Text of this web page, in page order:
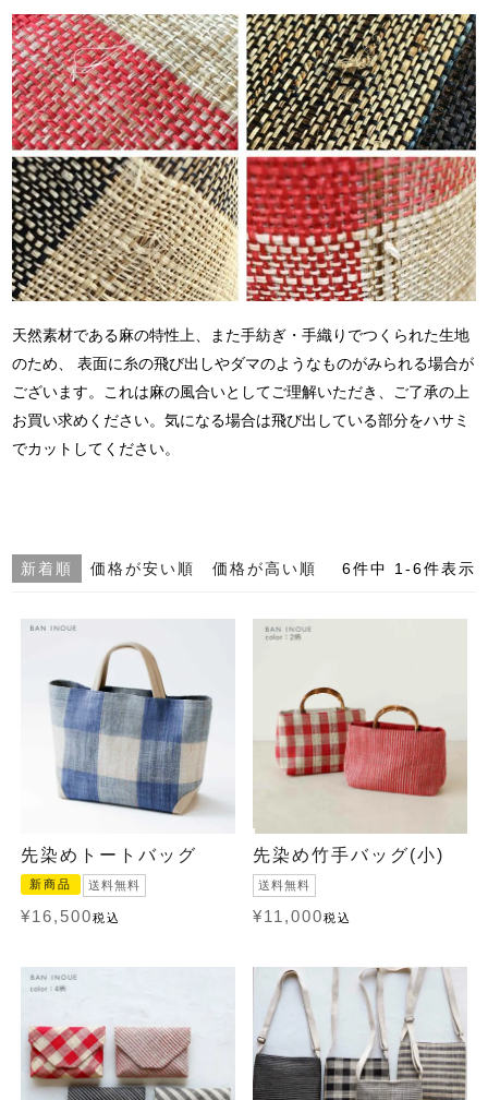
天然素材である麻の特性上、
また手紡ぎ・手織りでつくられた生地
のため、
表面に糸の飛び出しやダマのようなものがみられる場合が
ございます。 これは麻の風合いとしてご理解いただき、 ご了承の上
お買い求めください。気になる場合は飛び出している部分をハサミ
でカットしてください。
新着順 価格が安い順 価格が高い順 6件中 1-6件表示
先染めトートバッグ
新商品 送料無料
¥16,500税込
先染め竹手バッグ(小)
送料無料
¥11,000税込